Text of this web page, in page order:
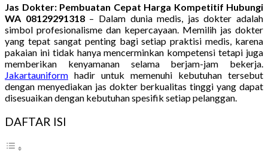
Jas Dokter: Pembuatan Cepat Harga Kompetitif Hubungi
WA 08129291318– Dalam dunia medis, jas dokter adalah
simbol profesionalisme dan kepercayaan. Memilih jas dokter
yang tepat sangat penting bagi setiap praktisi medis, karena
pakaian ini tidak hanya mencerminkan kompetensi tetapi juga
memberikan kenyamanan selama berjam-jam bekerja.
Jakartauniform hadir untuk memenuhi kebutuhan tersebut
dengan menyediakan jas dokter berkualitas tinggi yang dapat
disesuaikan dengan kebutuhan spesifik setiap pelanggan.
DAFTAR ISI